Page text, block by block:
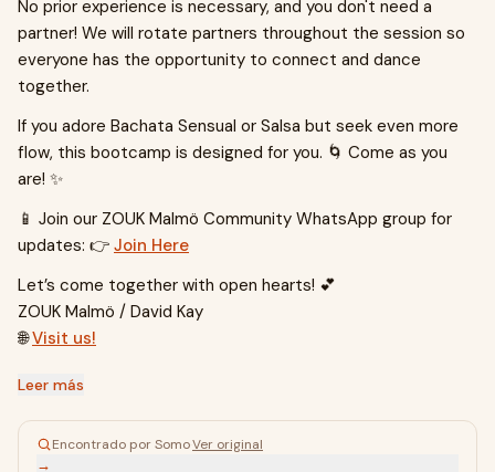
No prior experience is necessary, and you don't need a
partner! We will rotate partners throughout the session so
everyone has the opportunity to connect and dance
together.
If you adore Bachata Sensual or Salsa but seek even more
flow, this bootcamp is designed for you. 🌀 Come as you
are! ✨
📱 Join our ZOUK Malmö Community WhatsApp group for
updates: 👉 Join Here
Let’s come together with open hearts! 💕
ZOUK Malmö / David Kay
🌐Visit us!
Leer más
Encontrado por SomoVer original
→